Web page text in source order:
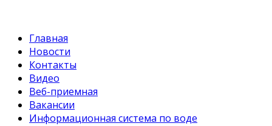
Главная
Новости
Контакты
Видео
Веб-приемная
Вакансии
Информационная система по воде